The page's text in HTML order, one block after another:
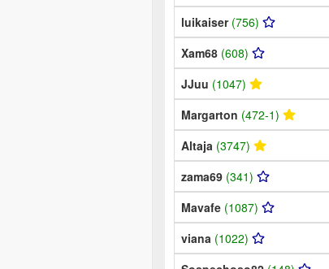
luikaiser (756)
Xam68 (608)
JJuu (1047)
Margarton (472-1)
Altaja (3747)
zama69 (341)
Mavafe (1087)
viana (1022)